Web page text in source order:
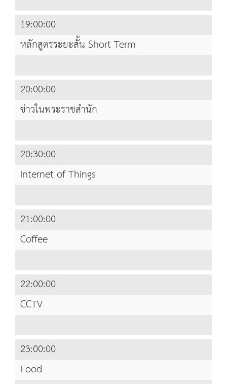
19:00:00
หลักสูตรระยะสั้น Short Term
20:00:00
ข่าวในพระราชสำนัก
20:30:00
Internet of Things
21:00:00
Coffee
22:00:00
CCTV
23:00:00
Food